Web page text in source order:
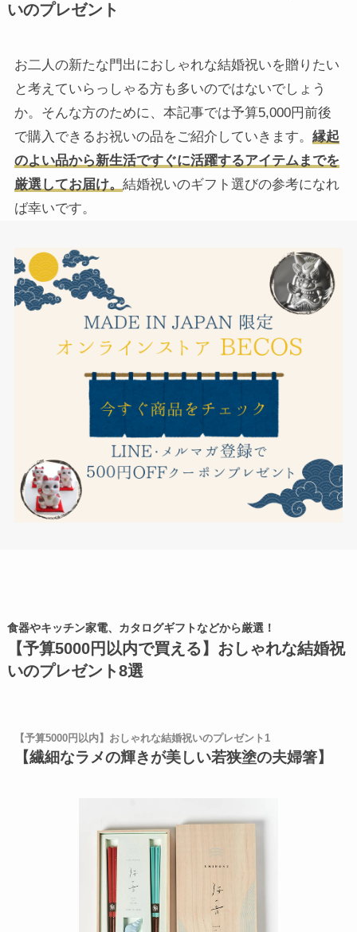
いのプレゼント
お二人の新たな門出におしゃれな結婚祝いを贈りたい
と考えていらっしゃる方も多いのではないでしょう
か。そんな方のために、本記事では予算5,000円前後
で購入できるお祝いの品をご紹介していきます。 縁起
のよい品から新生活ですぐに活躍するアイテムまでを
厳選してお届け。 結婚祝いのギフト選びの参考になれ
ば幸いです。
食器やキッチン家電、カタログギフトなどから厳選！
【予算5000円以内で買える】おしゃれな結婚祝
いのプレゼント8選
【予算5000円以内】おしゃれな結婚祝いのプレゼント1
【繊細なラメの輝きが美しい若狭塗の夫婦箸】